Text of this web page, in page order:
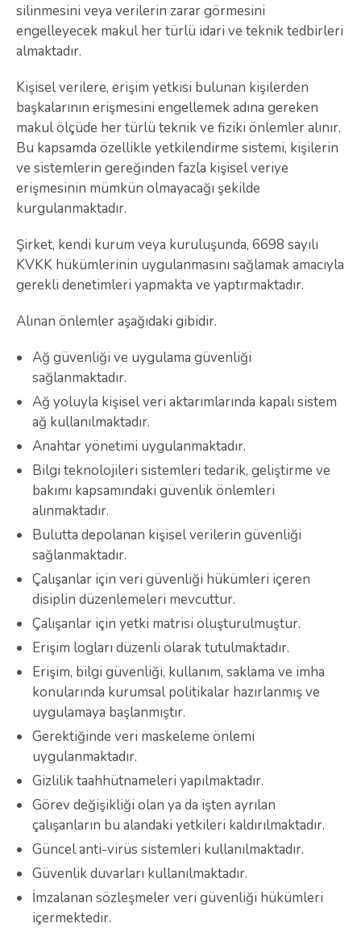
silinmesini veya verilerin zarar görmesini
engelleyecek makul her türlü idari ve teknik tedbirleri
almaktadır.
Kişisel verilere, erişim yetkisi bulunan kişilerden
başkalarının erişmesini engellemek adına gereken
makul ölçüde her türlü teknik ve fiziki önlemler alınır.
Bu kapsamda özellikle yetkilendirme sistemi, kişilerin
ve sistemlerin gereğinden fazla kişisel veriye
erişmesinin mümkün olmayacağı şekilde
kurgulanmaktadır.
Şirket, kendi kurum veya kuruluşunda, 6698 sayılı
KVKK hükümlerinin uygulanmasını sağlamak amacıyla
gerekli denetimleri yapmakta ve yaptırmaktadır.
Alınan önlemler aşağıdaki gibidir.
Ağ güvenliği ve uygulama güvenliği
sağlanmaktadır.
Ağ yoluyla kişisel veri aktarımlarında kapalı sistem
ağ kullanılmaktadır.
Anahtar yönetimi uygulanmaktadır.
Bilgi teknolojileri sistemleri tedarik, geliştirme ve
bakımı kapsamındaki güvenlik önlemleri
alınmaktadır.
Bulutta depolanan kişisel verilerin güvenliği
sağlanmaktadır.
Çalışanlar için veri güvenliği hükümleri içeren
disiplin düzenlemeleri mevcuttur.
Çalışanlar için yetki matrisi oluşturulmuştur.
Erişim logları düzenli olarak tutulmaktadır.
Erişim, bilgi güvenliği, kullanım, saklama ve imha
konularında kurumsal politikalar hazırlanmış ve
uygulamaya başlanmıştır.
Gerektiğinde veri maskeleme önlemi
uygulanmaktadır.
Gizlilik taahhütnameleri yapılmaktadır.
Görev değişikliği olan ya da işten ayrılan
çalışanların bu alandaki yetkileri kaldırılmaktadır.
Güncel anti-virüs sistemleri kullanılmaktadır.
Güvenlik duvarları kullanılmaktadır.
İmzalanan sözleşmeler veri güvenliği hükümleri
içermektedir.